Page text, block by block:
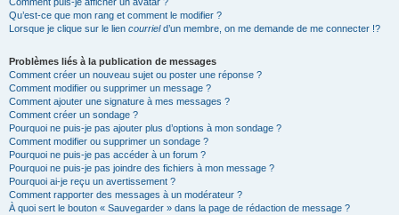
Qu’est-ce que mon rang et comment le modifier ?
Lorsque je clique sur le lien courrield’un membre, on me demande de me connecter !?
Problèmes liés à la publication de messages
Comment créer un nouveau sujet ou poster une réponse ?
Comment modifier ou supprimer un message ?
Comment ajouter une signature à mes messages ?
Comment créer un sondage ?
Pourquoi ne puis-je pas ajouter plus d’options à mon sondage ?
Comment modifier ou supprimer un sondage ?
Pourquoi ne puis-je pas accéder à un forum ?
Pourquoi ne puis-je pas joindre des fichiers à mon message ?
Pourquoi ai-je reçu un avertissement ?
Comment rapporter des messages à un modérateur ?
À quoi sert le bouton « Sauvegarder » dans la page de rédaction de message ?